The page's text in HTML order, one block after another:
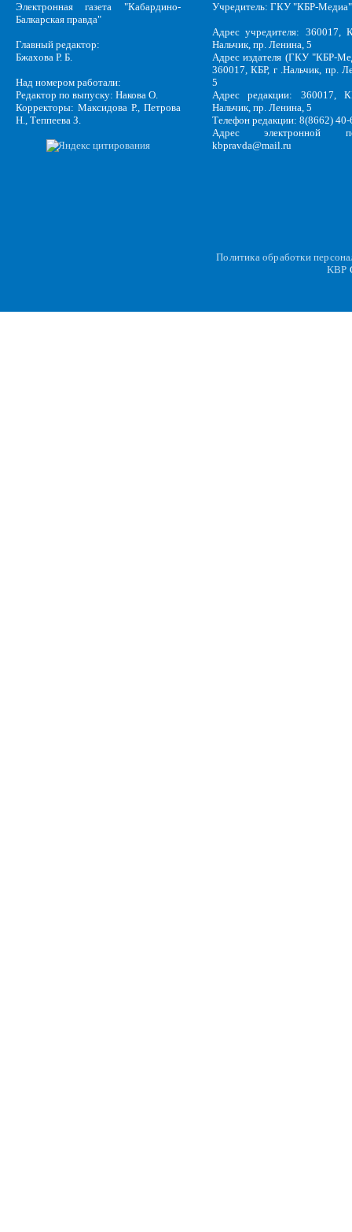
Электронная газета "Кабардино-
Балкарская правда"
Главный редактор:
Бжахова Р. Б.
Над номером работали:
Редактор по выпуску: Накова О.
Корректоры: Максидова Р., Петрова
Н., Теппеева З.
Учредитель: ГКУ "КБР-Медиа"
Адрес учредителя: 360017,
Нальчик, пр. Ленина, 5
Адрес издателя (ГКУ "КБР-
360017, КБР, г .Нальчик, пр.
5
Адрес редакции: 360017,
Нальчик, пр. Ленина, 5
Телефон редакции: 8(8662)
Адрес электронной
kbpravda@mail.ru
Политика обработки
KBP